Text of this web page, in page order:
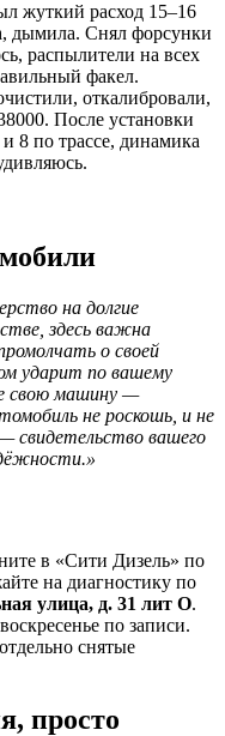
жуткий расход 15–16
дымила. Снял форсунки
распылители на всех
факел.
откалибровали,
После установки
8 по трассе, динамика
на долгие
здесь важна
о своей
ударит по вашему
свою машину —
не роскошь, и не
свидетельство вашего
в «Сити Дизель» по
на диагностику по
улица, д. 31 лит О.
по записи.
снятые
просто